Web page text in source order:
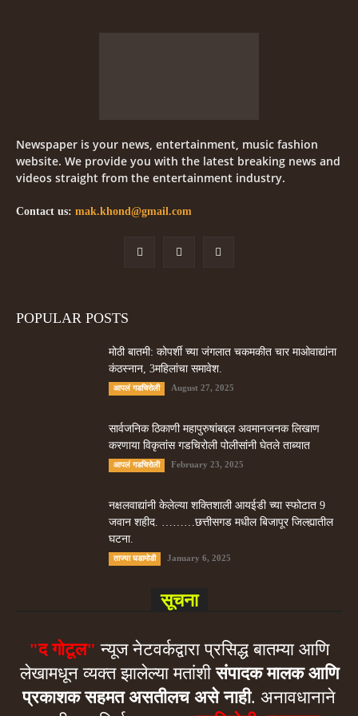
Newspaper is your news, entertainment, music fashion
website. We provide you with the latest breaking news and
videos straight from the entertainment industry.
Contact us: mak.khond@gmail.com
POPULAR POSTS
मोठी बातमी: कोपर्शी च्या जंगलात चकमकीत चार माओवाद्यांना
कंठस्नान, 3महिलांचा समावेश.
आपलं गडचिरोली August 27, 2025
सार्वजनिक ठिकाणी महापुरुषांबद्दल अवमानजनक लिखाण
करणा­या विकृतांस गडचिरोली पोलीसांनी घेतले ताब्यात
आपलं गडचिरोली February 23, 2025
नक्षलवाद्यांनी केलेल्या शक्तिशाली आयईडी च्या स्फोटात 9
जवान शहीद. ………छत्तीसगड मधील बिजापूर जिल्ह्यातील
घटना.
ताज्या घडामोडी January 6, 2025
सूचना
"द गोटूल" न्यूज नेटवर्कद्वारा प्रसिद्ध बातम्या आणि
लेखामधून व्यक्त झालेल्या मतांशीसंपादक मालक आणि
प्रकाशक सहमत असतीलच असे नाही. अनावधानाने